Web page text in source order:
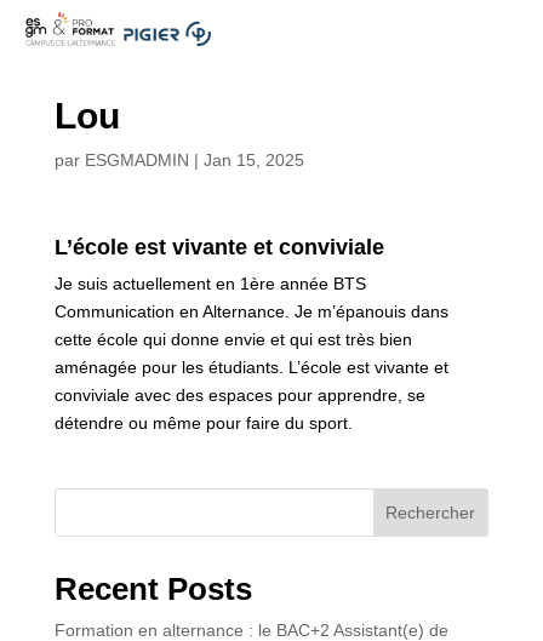
Lou
par ESGMADMIN | Jan 15, 2025
L’école est vivante et conviviale
Je suis actuellement en 1ère année BTS
Communication en Alternance. Je m’épanouis dans
cette école qui donne envie et qui est très bien
aménagée pour les étudiants. L’école est vivante et
conviviale avec des espaces pour apprendre, se
détendre ou même pour faire du sport.
Rechercher
Recent Posts
Formation en alternance : le BAC+2 Assistant(e) de